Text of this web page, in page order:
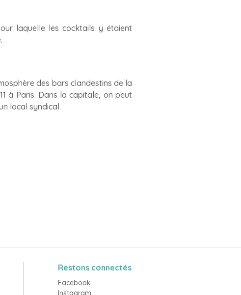
laquelle les cocktails y étaient
des bars clandestins de la
à Paris. Dans la capitale, on peut
local syndical.
Restons connectés
Facebook
Instagram